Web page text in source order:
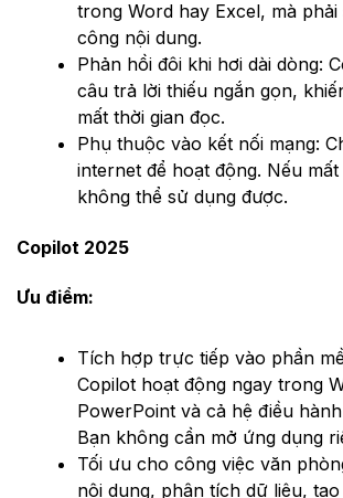
trong Word hay Excel, mà
công nội dung.
Phản hồi đôi khi hơi dài dòng:
câu trả lời thiếu ngắn gọn,
mất thời gian đọc.
Phụ thuộc vào kết nối mạng:
internet để hoạt động. Nếu
không thể sử dụng được.
Copilot 2025
Ưu điểm:
Tích hợp trực tiếp vào phần
Copilot hoạt động ngay trong
PowerPoint và cả hệ điều hành
Bạn không cần mở ứng dụng
Tối ưu cho công việc văn
nội dung, phân tích dữ liệu,